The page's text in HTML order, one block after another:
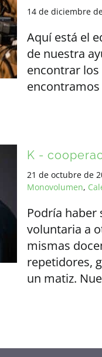
14 de diciembre
Aquí está el
de nuestra
encontrar
K -
21 de octubre de
Monovolumen,
Podría
voluntaria a
mismas
repetidores,
un matiz.